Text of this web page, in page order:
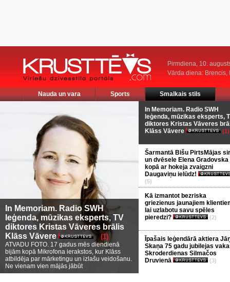
Pirmdiena, 10.
Vārda diena: Brencis,
Nauda un vara Sports Smalkais stils
In Memoriam. Radio SWH
leģenda, mūzikas eksperts, TV
diktores Kristas Vāveres brālis
Klāss Vāvere
(1)
ATVADU FOTO. 17 gadus mēs diendienā
bijām kopā Mikrofona ierakstos, kur Klāss
atbildēja par mārketingu un izlašu veidošanu.
Ne vienam vien mājās jābūt
In Memoriam. Radio SWH
leģenda, mūzikas eksperts,
diktores Kristas Vāveres
Klāss Vāvere
(1)
Šarmantā Bišu PirtsMājas
un dvēsele Elena Gradovska
kopā ar hokeja zvaigzni
Daugaviņu ielūdz!
(5)
Kā izmantot bezriska
griezienus jaunajiem
lai uzlabotu savu spēles
pieredzi?
(2)
Īpašais leģendārā aktiera
Skaņa 75 gadu jubilejas
Skroderdienas Silmačos
Druvienā
(3)